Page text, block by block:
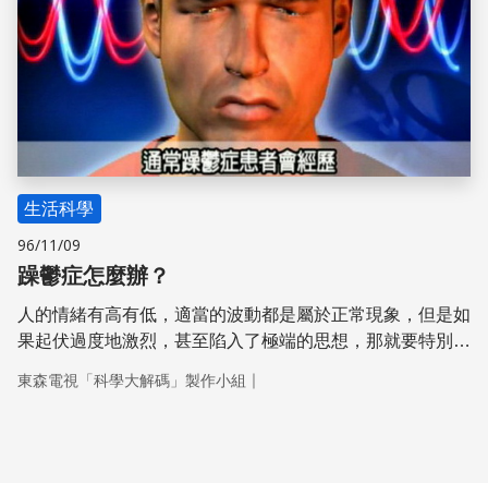
生活科學
96/11/09
躁鬱症怎麼辦？
人的情緒有高有低，適當的波動都是屬於正常現象，但是如
果起伏過度地激烈，甚至陷入了極端的思想，那就要特別注
性病，只要適當的治療，其實患者和常人無異。而社會大眾
東森電視「科學大解碼」製作小組 ｜